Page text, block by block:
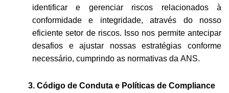
identificar e gerenciar riscos relacionados à
conformidade e integridade, através do nosso
eficientesetor de riscos. Isso nos permite antecipar
desafios e ajustar nossas estratégias conforme
necessário, cumprindo as normativas da ANS.
3. Código de Conduta e Políticas de Compliance